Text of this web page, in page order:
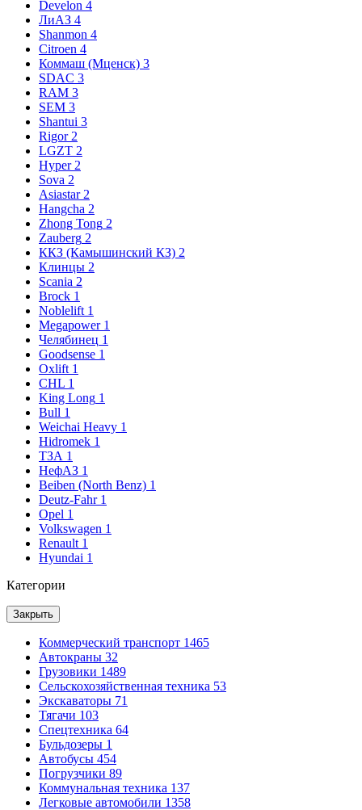
Develon 4
ЛиАЗ 4
Shanmon 4
Citroen 4
Коммаш (Мценск) 3
SDAC 3
RAM 3
SEM 3
Shantui 3
Rigor 2
LGZT 2
Hyper 2
Sova 2
Asiastar 2
Hangcha 2
Zhong Tong 2
Zauberg 2
ККЗ (Камышинский КЗ) 2
Клинцы 2
Scania 2
Brock 1
Noblelift 1
Megapower 1
Челябинец 1
Goodsense 1
Oxlift 1
CHL 1
King Long 1
Bull 1
Weichai Heavy 1
Hidromek 1
ТЗА 1
НефАЗ 1
Beiben (North Benz) 1
Deutz-Fahr 1
Opel 1
Volkswagen 1
Renault 1
Hyundai 1
Категории
Закрыть
Коммерческий транспорт 1465
Автокраны 32
Грузовики 1489
Сельскохозяйственная техника 53
Экскаваторы 71
Тягачи 103
Спецтехника 64
Бульдозеры 1
Автобусы 454
Погрузчики 89
Коммунальная техника 137
Легковые автомобили 1358